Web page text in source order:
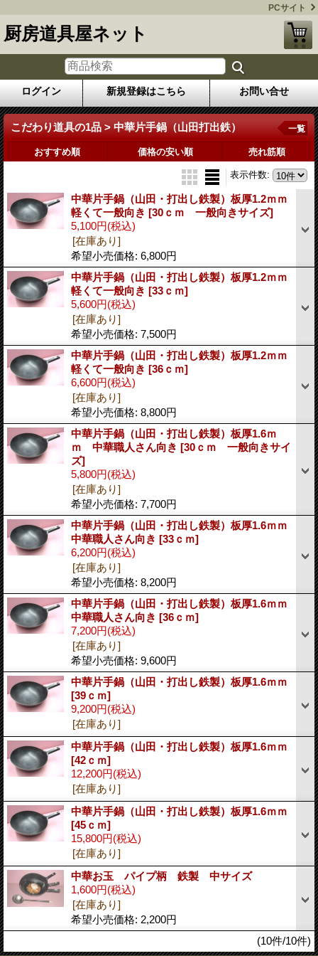
PCサイト
厨房道具屋ネット
ログイン 新規登録はこちら お問い合せ
こだわり道具の1品 > 中華片手鍋（山田打出鉄） 一覧
おすすめ順 価格の安い順 売れ筋順
表示件数:
中華片手鍋（山田・打出し鉄製）板厚1.2ｍｍ
軽くて一般向き [30ｃｍ 一般向きサイズ]
5,100円(税込)
[在庫あり]
希望小売価格: 6,800円
中華片手鍋（山田・打出し鉄製）板厚1.2ｍｍ
軽くて一般向き [33ｃｍ]
5,600円(税込)
[在庫あり]
希望小売価格: 7,500円
中華片手鍋（山田・打出し鉄製）板厚1.2ｍｍ
軽くて一般向き [36ｃｍ]
6,600円(税込)
[在庫あり]
希望小売価格: 8,800円
中華片手鍋（山田・打出し鉄製）板厚1.6ｍ
ｍ 中華職人さん向き [30ｃｍ 一般向きサイ
ズ]
5,800円(税込)
[在庫あり]
希望小売価格: 7,700円
中華片手鍋（山田・打出し鉄製）板厚1.6ｍｍ
中華職人さん向き [33ｃｍ]
6,200円(税込)
[在庫あり]
希望小売価格: 8,200円
中華片手鍋（山田・打出し鉄製）板厚1.6ｍｍ
中華職人さん向き [36ｃｍ]
7,200円(税込)
[在庫あり]
希望小売価格: 9,600円
中華片手鍋（山田・打出し鉄製）板厚1.6ｍｍ
[39ｃｍ]
9,200円(税込)
[在庫あり]
中華片手鍋（山田・打出し鉄製）板厚1.6ｍｍ
[42ｃｍ]
12,200円(税込)
[在庫あり]
中華片手鍋（山田・打出し鉄製）板厚1.6ｍｍ
[45ｃｍ]
15,800円(税込)
[在庫あり]
中華お玉 パイプ柄 鉄製 中サイズ
1,600円(税込)
[在庫あり]
希望小売価格: 2,200円
(10件/10件)